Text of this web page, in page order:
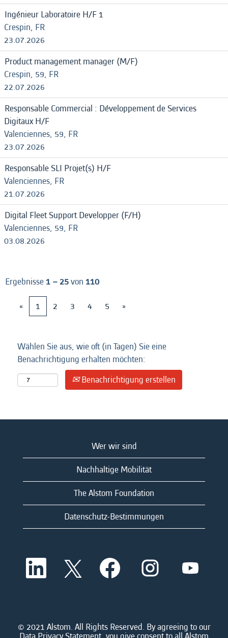
Ingénieur Laboratoire H/F 1
Crespin, FR
23.07.2026
Product management manager (M/F)
Crespin, 59, FR
22.07.2026
Responsable Commercial : Développement de Services
Digitaux H/F
Valenciennes, 59, FR
23.07.2026
Responsable SLI Projet(s) H/F
Valenciennes, FR
21.07.2026
Digital Fleet Support Developper (F/H)
Valenciennes, 59, FR
03.08.2026
Ergebnisse1 – 25von 110
«
1 2 3 4 5 »
Wählen Sie aus, wie oft (in Tagen) Sie eine
Benachrichtigung erhalten möchten:
Benachrichtigung erstellen
Wer wir sind
Nachhaltige Mobilität
The Alstom Foundation
Datenschutz-Bestimmungen
W
r
e
i
W
i
r
e
W
e
i
W
e
i
W
e
i
© 2021 Alstom. All Rights Reserved. By agreeing to our